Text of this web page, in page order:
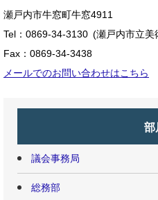
瀬戸内市牛窓町牛窓4911
Tel：0869-34-3130
瀬戸内市立美
Fax：0869-34-3438
メールでのお問い合わせはこちら
部
議会事務局
総務部